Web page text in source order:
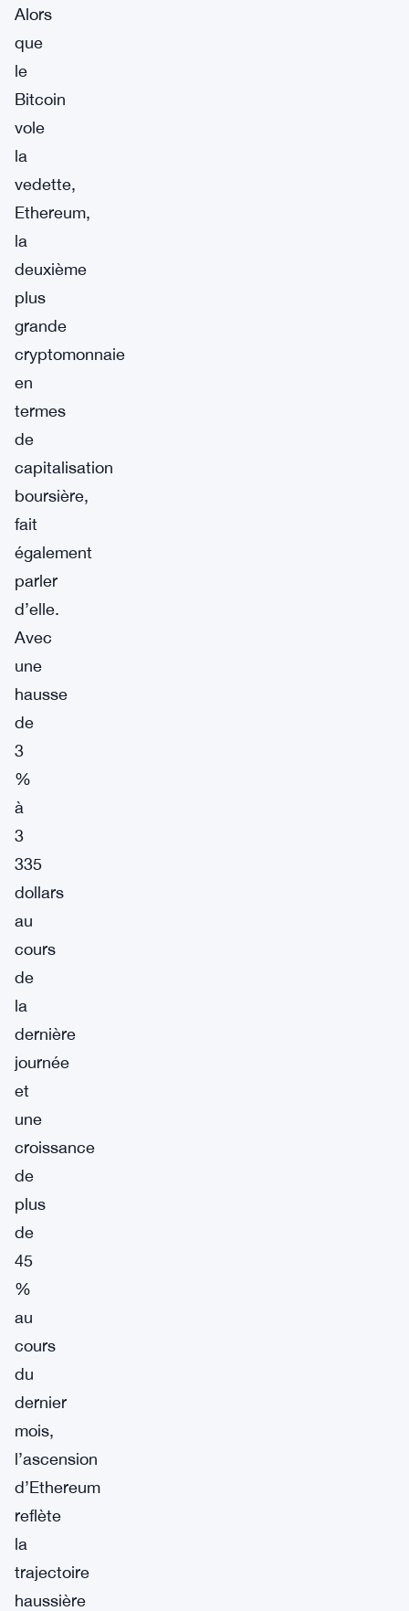
Alors
que
le
Bitcoin
vole
la
vedette,
Ethereum,
la
deuxième
plus
grande
cryptomonnaie
en
termes
de
capitalisation
boursière,
fait
également
parler
d’elle.
Avec
une
hausse
de
3
%
à
3
335
dollars
au
cours
de
la
dernière
journée
et
une
croissance
de
plus
de
45
%
au
cours
du
dernier
mois,
l’ascension
d’Ethereum
reflète
la
trajectoire
haussière